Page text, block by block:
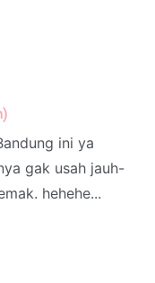
ini ya
gak usah jauh-
hehehe...